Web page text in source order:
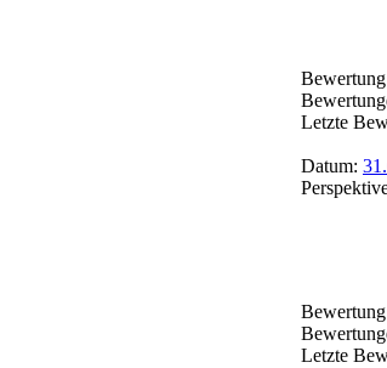
Letzte
Datum:
Letzte